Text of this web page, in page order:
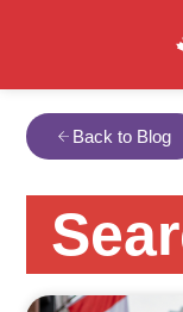
Back to Blog